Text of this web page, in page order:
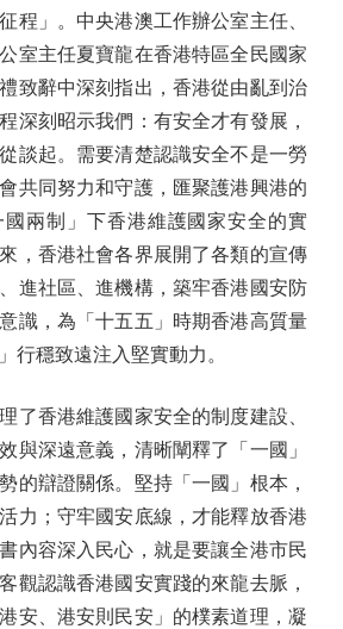
程」。中央港澳工作辦公室主任、
室主任夏寶龍在香港特區全民國家
致辭中深刻指出，香港從由亂到治
深刻昭示我們：有安全才有發展，
談起。需要清楚認識安全不是一勞
共同努力和守護，匯聚護港興港的
兩制」下香港維護國家安全的實
，香港社會各界展開了各類的宣傳
進社區、進機構，築牢香港國安防
識，為「十五五」時期香港高質量
行穩致遠注入堅實動力。
香港維護國家安全的制度建設、
與深遠意義，清晰闡釋了「一國」
的辯證關係。堅持「一國」根本，
力；守牢國安底線，才能釋放香港
內容深入民心，就是要讓全港市民
觀認識香港國安實踐的來龍去脈，
安、港安則民安」的樸素道理，凝